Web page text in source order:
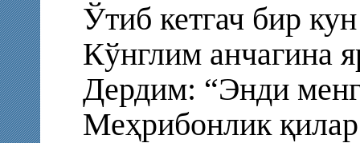
Ўтиб кетгач бир
Кўнглим анчагина
Дердим: “Энди
Меҳрибонлик